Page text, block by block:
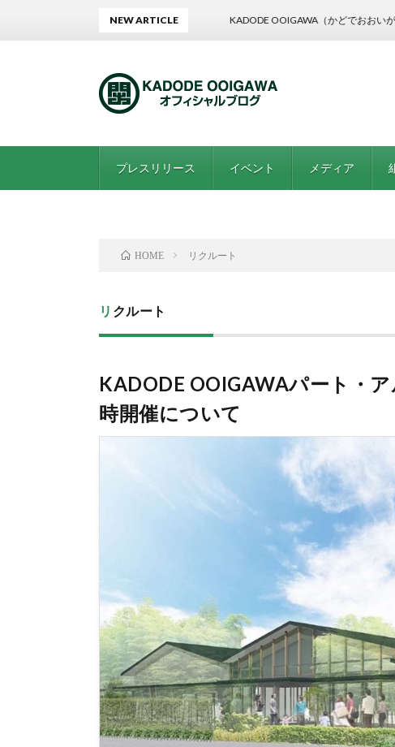
プレスリリース イベント メディア
NEW ARTICLE KADODE OOIGAWA（かどでおおいがわ）
HOME リクルート
リクルート
KADODE OOIGAWAパート・
時開催について